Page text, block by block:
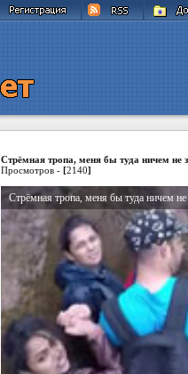
Стрёмная тропа, меня бы туда ничем не
Просмотров - [2140]
Стрёмная тропа, меня бы туда ничем